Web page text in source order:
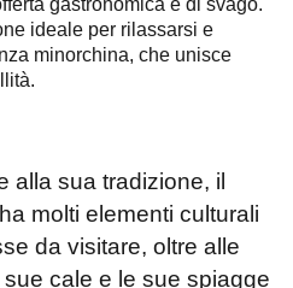
ideale per rilassarsi e
minorchina, che unisce
alla sua tradizione, il
ha molti elementi culturali
da visitare, oltre alle
sue cale e le sue spiagge